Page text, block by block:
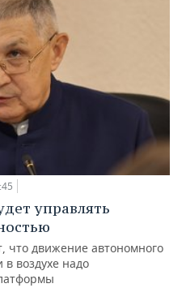
управлять
что движение автономного
воздухе надо